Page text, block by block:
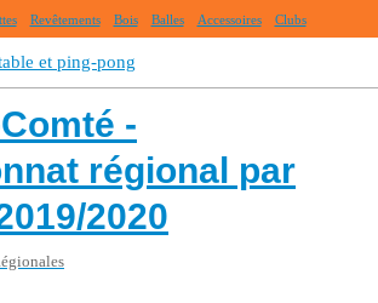
Revêtements Bois Balles Accessoires Clubs
et ping-pong
-
régional par
2020